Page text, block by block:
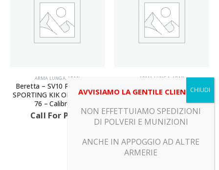
ARMA LUNGA, ARMI
Beretta – SV10 PREVAIL III
SPORTING KIK OFF – Canna
76 – Calibro 12
Call For Price
ARMA LUNGA ARMI
Hatsan – OPTIMA – Canna 36
– Calibro 12
Call For Price
AVVISIAMO LA GENTILE CLIENTELA
NON EFFETTUIAMO SPEDIZIONI
DI POLVERI E MUNIZIONI
ANCHE IN APPOGGIO AD ALTRE
ARMERIE